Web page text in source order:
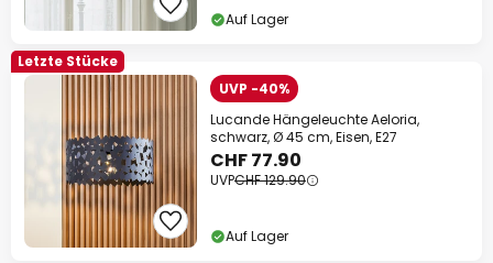
Auf Lager
Letzte Stücke
UVP -40%
Lucande Hängeleuchte Aeloria,
schwarz, Ø 45 cm, Eisen, E27
CHF 77.90
UVPCHF 129.90
Auf Lager